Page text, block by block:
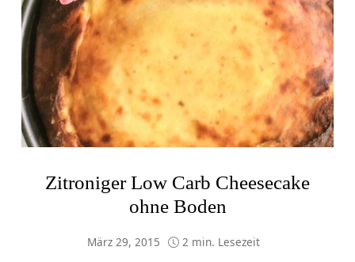
Zitroniger Low Carb Cheesecake
ohne Boden
März 29, 2015 2 min. Lesezeit